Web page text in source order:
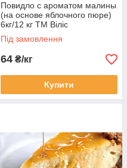
Повидло с ароматом малины
(на основе яблочного пюре)
6кг/12 кг ТМ Віліс
Під замовлення
64 ₴/кг
Купити